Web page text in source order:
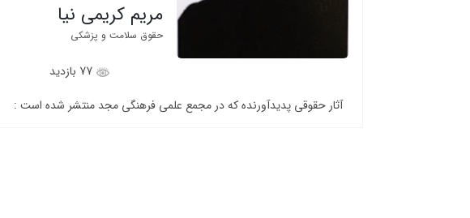
مریم کریمی نیا
حقوق سلامت و پزشکی
77 بازدید
آثار حقوقی پدیدآورنده که در مجمع علمی فرهنگی مجد منتشر شده است :